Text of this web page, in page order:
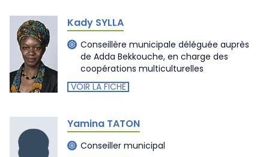
Kady SYLLA
Conseillère municipale déléguée auprès
de Adda Bekkouche, en charge des
coopérations multiculturelles
VOIR LA FICHE
Yamina TATON
Conseiller municipal